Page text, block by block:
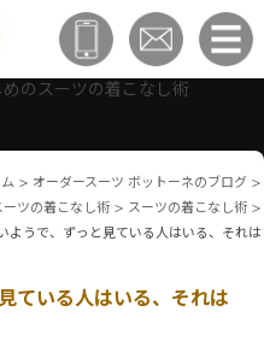
> オーダースーツ ボットーネのブログ >
ツの着こなし術 > スーツの着こなし術 >
ようで、ずっと見ている人はいる、それは
ている人はいる、それは